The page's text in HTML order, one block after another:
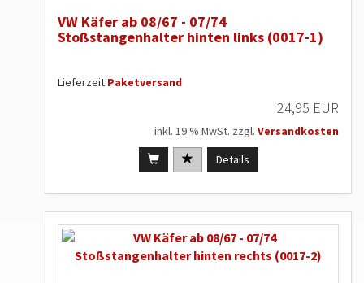
VW Käfer ab 08/67 - 07/74
Stoßstangenhalter hinten links (0017-1)
Lieferzeit:Paketversand
24,95 EUR
inkl. 19 % MwSt. zzgl. Versandkosten
Details